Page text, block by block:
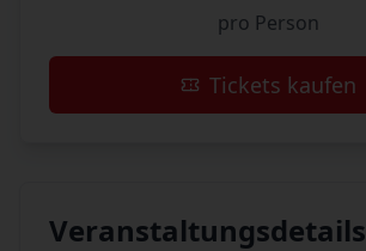
pro Person
Tickets kaufen
Veranstaltungsdetails